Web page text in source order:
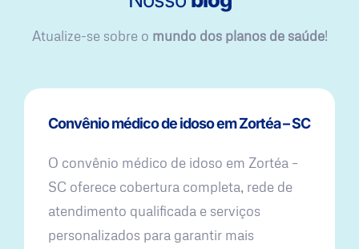
Atualize-se sobre o mundo dos planos de saúde!
Convênio médico de idoso em Zortéa – SC
O convênio médico de idoso em Zortéa –
SC oferece cobertura completa, rede de
atendimento qualificada e serviços
personalizados para garantir mais